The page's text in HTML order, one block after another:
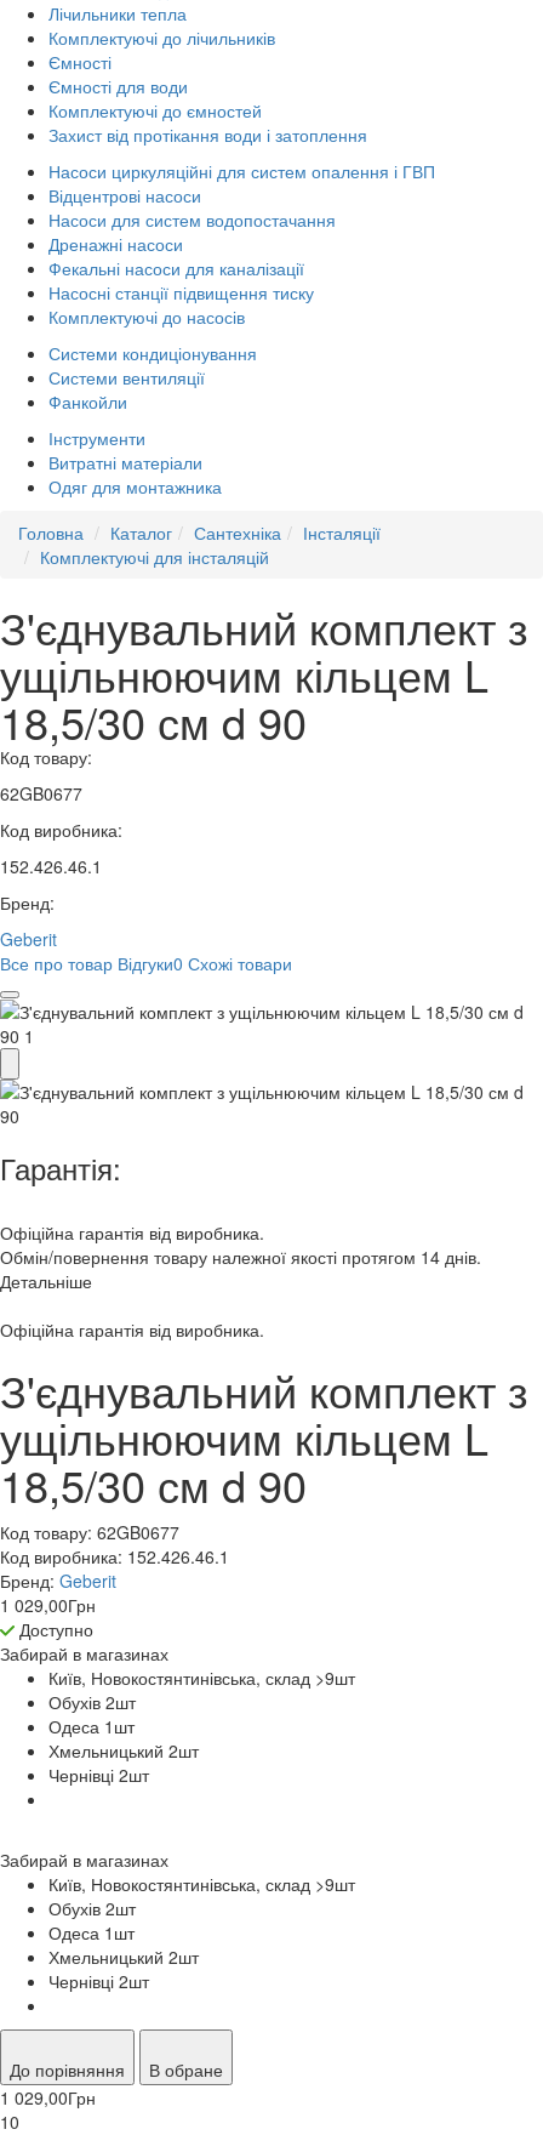
Лічильники тепла
Комплектуючі до лічильників
Ємності
Ємності для води
Комплектуючі до ємностей
Захист від протікання води і затоплення
Насоси циркуляційні для систем опалення і ГВП
Відцентрові насоси
Насоси для систем водопостачання
Дренажні насоси
Фекальні насоси для каналізації
Насосні станції підвищення тиску
Комплектуючі до насосів
Системи кондиціонування
Системи вентиляції
Фанкойли
Інструменти
Витратні матеріали
Одяг для монтажника
Головна
Каталог Сантехніка
Інсталяції
Комплектуючі для інсталяцій
З'єднувальний комплект з
ущільнюючим кільцем L
18,5/30 см d 90
Код товару:
62GB0677
Код виробника:
152.426.46.1
Бренд:
Geberit
Все про товар Відгуки0 Схожі товари
Гарантія:
Офіційна гарантія від виробника.
Обмін/повернення товару належної якості протягом 14 днів.
Детальніше
Офіційна гарантія від виробника.
З'єднувальний комплект з
ущільнюючим кільцем L
18,5/30 см d 90
Код товару: 62GB0677
Код виробника: 152.426.46.1
Бренд: Geberit
1 029,00Грн
Доступно
Забирай в магазинах
Київ, Новокостянтинівська, склад >9шт
Обухів 2шт
Одеса 1 шт
Хмельницький 2шт
Чернівці 2шт
Забирай в магазинах
Київ, Новокостянтинівська, склад >9шт
Обухів 2шт
Одеса 1 шт
Хмельницький 2шт
Чернівці 2шт
До порівняння
В обране
1 029,00Грн
10